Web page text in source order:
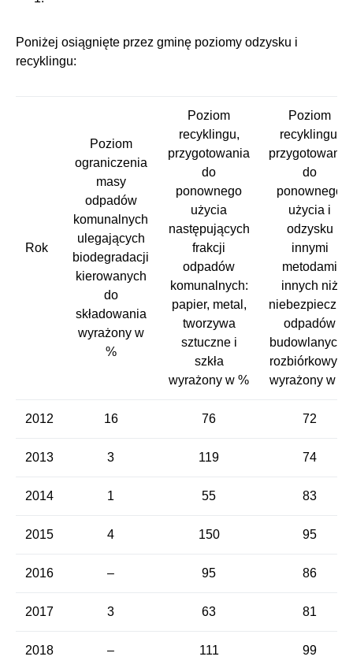
Poniżej osiągnięte przez gminę poziomy odzysku i
recyklingu:
Rok
Poziom
ograniczenia
masy
odpadów
komunalnych
ulegających
biodegradacji
kierowanych
do
składowania
wyrażony w
%
Poziom
recyklingu,
przygotowania
do
ponownego
użycia
następujących
frakcji
odpadów
komunalnych:
papier, metal,
tworzywa
sztuczne i
szkła
wyrażony w %
Poziom
recyklingu,
przygotowania
do
ponownego
użycia i
odzysku
innymi
metodami
innych niż
niebezpieczne
odpadów
budowlanych i
rozbiórkowych
wyrażony w %
2012 16 76 72
2013 3 119 74
2014 1 55 83
2015 4 150 95
2016 – 95 86
2017 3 63 81
2018 – 111 99